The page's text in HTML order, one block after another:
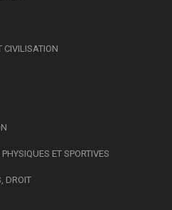
CIVILISATION
ET SPORTIVES
DROIT